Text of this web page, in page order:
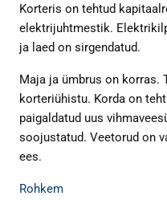
Korteris on tehtud
elektrijuhtmestik.
ja laed on sirgendatud.
Maja ja ümbrus on korras.
korteriühistu. Korda on
paigaldatud uus
soojustatud. Veetorud on
ees.
Rohkem